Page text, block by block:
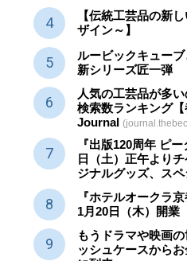
【伝統工芸品の新
ザイン～】
ルービックキュー
新シリーズ匠一弾
人気の工芸品が多
検索数ランキング
Journal
『出版120周年 ピ
日（土）正午より
ジナルグッズ、ス
『ホテルオークラ
1月20日（木）開業
もうドラマや映画
ッシュケースから